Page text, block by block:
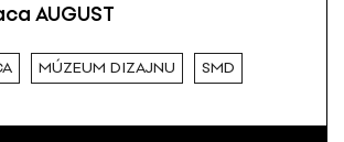
AUGUST
MÚZEUM DIZAJNU SMD